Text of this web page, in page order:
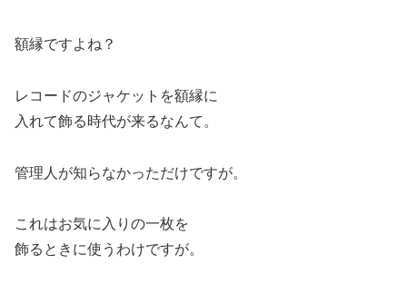
額縁ですよね？
レコードのジャケットを額縁に
入れて飾る時代が来るなんて。
管理人が知らなかっただけですが。
これはお気に入りの一枚を
飾るときに使うわけですが。